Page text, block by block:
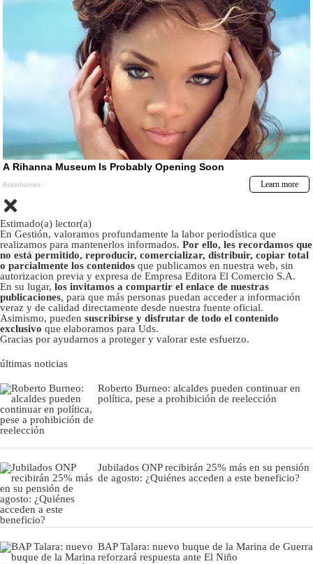
Estimado(a) lector(a)
En Gestión, valoramos profundamente la labor periodística que
realizamos para mantenerlos informados. Por ello, les recordamos que
no está permitido, reproducir, comercializar, distribuir, copiar total
o parcialmente los contenidos que publicamos en nuestra web, sin
autorizacion previa y expresa de Empresa Editora El Comercio S.A.
En su lugar, los invitamos a compartir el enlace de nuestras
publicaciones, para que más personas puedan acceder a información
veraz y de calidad directamente desde nuestra fuente oficial.
Asimismo, pueden suscribirse y disfrutar de todo el contenido
exclusivo que elaboramos para Uds.
Gracias por ayudarnos a proteger y valorar este esfuerzo.
últimas noticias
Roberto Burneo: alcaldes pueden continuar en
política, pese a prohibición de reelección
Jubilados ONP recibirán 25% más en su pensión
de agosto: ¿Quiénes acceden a este beneficio?
BAP Talara: nuevo buque de la Marina de Guerra
reforzará respuesta ante El Niño